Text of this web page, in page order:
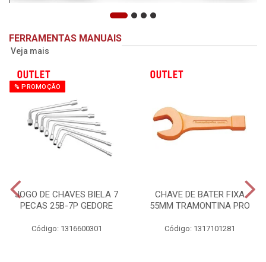
FERRAMENTAS MANUAIS
Veja mais
% PROMOÇÃO
JOGO DE CHAVES BIELA 7
PECAS 25B-7P GEDORE
Código: 1316600301
CHAVE DE BATER FIXA
55MM TRAMONTINA PRO
Código: 1317101281